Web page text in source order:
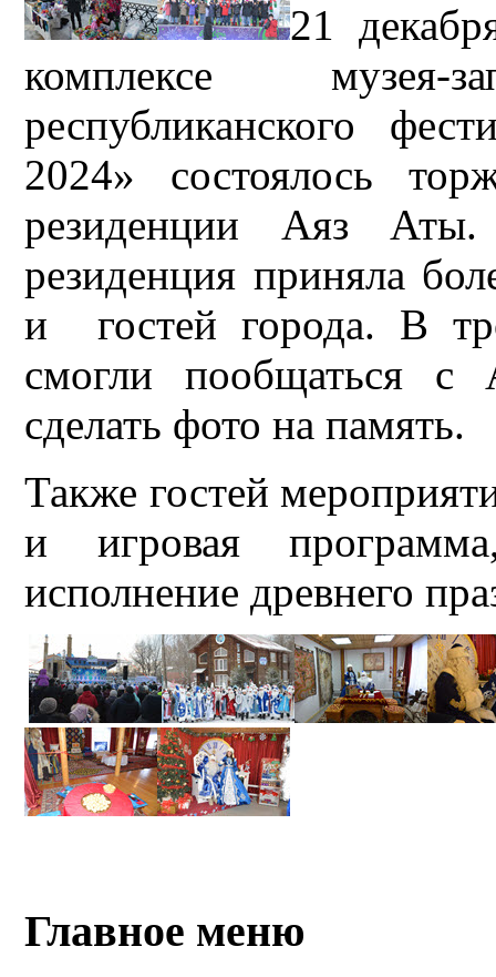
21
комплексе
республиканского
2024» состоялось
резиденции Аяз
резиденция приняла
и гостей города. В
смогли пообщаться с
сделать фото на память.
Также гостей
и игровая
исполнение древнего
Главное меню